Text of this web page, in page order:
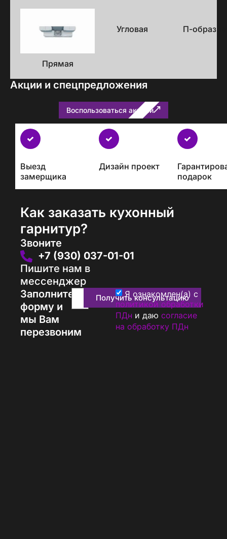
исполнения
Прямая
Угловая П-
Акции и спецпредложения
Воспользоваться акцией
Бесплатно
с
проектом
Выезд
замерщика
Дизайн проект
подарок
Как заказать кухонный
гарнитур?
Звоните
+7 (930) 037-01-01
Пишите нам в
мессенджер
Заполните
форму и
мы Вам
перезвоним
Получить консультацию
Я ознакомлен(а) с
политикой обработки
ПДн и даю согласие
на обработку ПДн